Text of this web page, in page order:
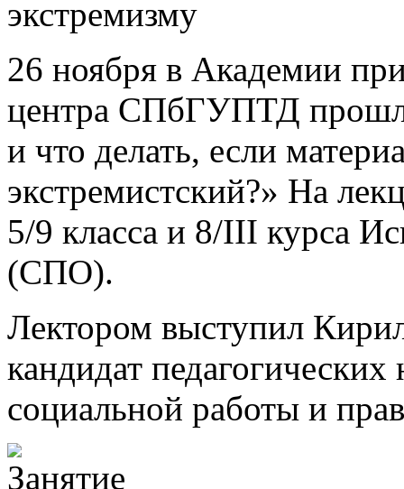
экстремизму
26 ноября в Академии
центра СПбГУПТД
и что делать, если
экстремистский?» На
5/9 класса и 8/III курса
(СПО).
Лектором выступил
кандидат
социальной работы и